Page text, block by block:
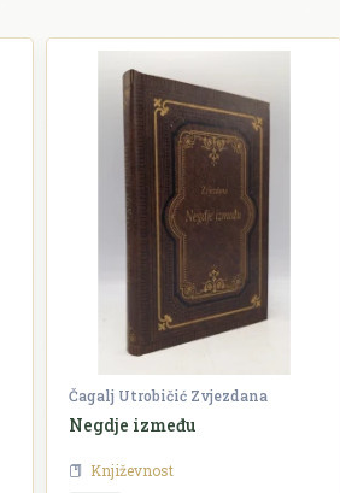
Čagalj Utrobičić Zvjezdana
Negdje između
Književnost